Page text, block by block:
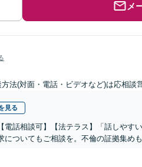
メ
方法(対面・電話・ビデオなど)は応相談
見る
電話相談可】【法テラス】「話しやす
ついてもご相談を。不倫の証拠集め